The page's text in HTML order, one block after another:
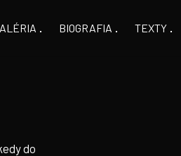
BIOGRAFIA TEXTY
do